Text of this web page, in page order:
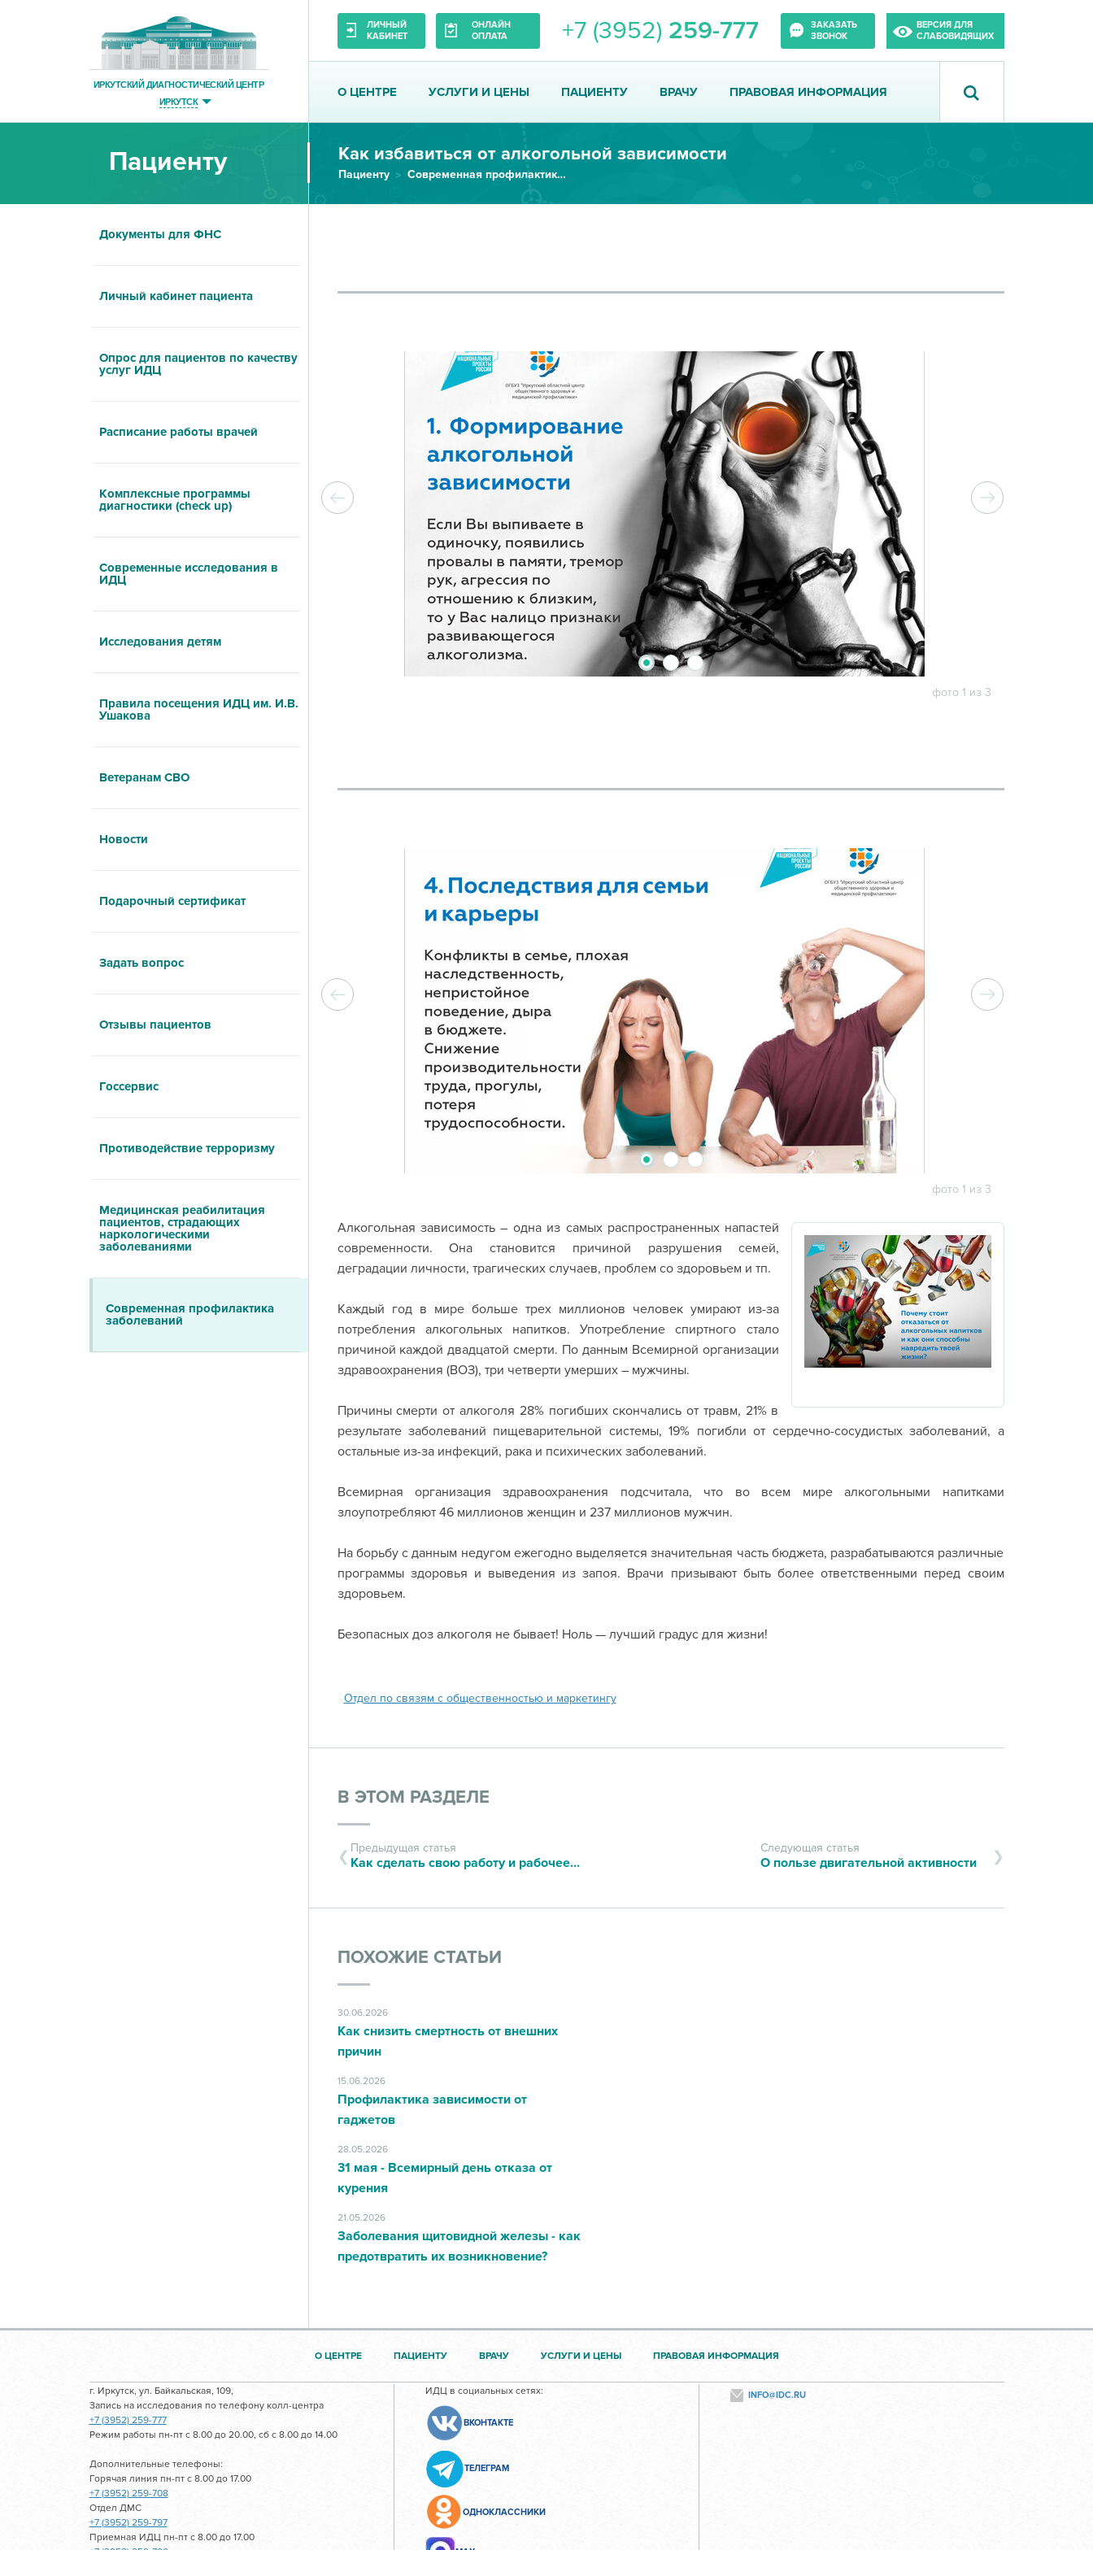
ИРКУТСКИЙ ДИАГНОСТИЧЕСКИЙ ЦЕНТР
ИРКУТСК
ЛИЧНЫЙ
КАБИНЕТ
ОНЛАЙН
ОПЛАТА
+7 (3952) 259-777
ЗАКАЗАТЬ
ЗВОНОК
ВЕРСИЯ ДЛЯ
СЛАБОВИДЯЩИХ
О ЦЕНТРЕ УСЛУГИ И ЦЕНЫ ПАЦИЕНТУ ВРАЧУ ПРАВОВАЯ ИНФОРМАЦИЯ
Пациенту Как избавиться от алкогольной зависимости
Пациенту Современная профилактика заболеваний
Документы для ФНС
Личный кабинет пациента
Опрос для пациентов по качеству
услуг ИДЦ
Расписание работы врачей
Комплексные программы
диагностики (check up)
Современные исследования в
ИДЦ
Исследования детям
Правила посещения ИДЦ им. И.В.
Ушакова
Ветеранам СВО
Новости
Подарочный сертификат
Задать вопрос
Отзывы пациентов
Госсервис
Противодействие терроризму
Медицинская реабилитация
пациентов, страдающих
наркологическими
заболеваниями
Современная профилактика
заболеваний
фото 1 из 3
фото 1 из 3
Алкогольная зависимость – одна из самых распространенных напастей
современности. Она становится причиной разрушения семей,
деградации личности, трагических случаев, проблем со здоровьем и тп.
Каждый год в мире больше трех миллионов человек умирают из-за
потребления алкогольных напитков. Употребление спиртного стало
причиной каждой двадцатой смерти. По данным Всемирной организации
здравоохранения (ВОЗ), три четверти умерших – мужчины.
Причины смерти от алкоголя 28% погибших скончались от травм, 21% в
результате заболеваний пищеварительной системы, 19% погибли от сердечно-сосудистых заболеваний, а
остальные из-за инфекций, рака и психических заболеваний.
Всемирная организация здравоохранения подсчитала, что во всем мире алкогольными напитками
злоупотребляют 46 миллионов женщин и 237 миллионов мужчин.
На борьбу с данным недугом ежегодно выделяется значительная часть бюджета, разрабатываются различные
программы здоровья и выведения из запоя. Врачи призывают быть более ответственными перед своим
здоровьем.
Безопасных доз алкоголя не бывает! Ноль — лучший градус для жизни!
Отдел по связям с общественностью и маркетингу
В ЭТОМ РАЗДЕЛЕ
Предыдущая статья
Как сделать свою работу и рабочее место комфортным для здоровья!
Следующая статья
О пользе двигательной активности
ПОХОЖИЕ СТАТЬИ
30.06.2026
Как снизить смертность от внешних
причин
15.06.2026
Профилактика зависимости от
гаджетов
28.05.2026
31 мая - Всемирный день отказа от
курения
21.05.2026
Заболевания щитовидной железы - как
предотвратить их возникновение?
О ЦЕНТРЕ ПАЦИЕНТУ ВРАЧУ УСЛУГИ И ЦЕНЫ ПРАВОВАЯ ИНФОРМАЦИЯ
г. Иркутск, ул. Байкальская, 109,
Запись на исследования по телефону колл-центра
+7 (3952) 259-777
Режим работы пн-пт с 8.00 до 20.00, сб с 8.00 до 14.00
Дополнительные телефоны:
Горячая линия пн-пт с 8.00 до 17.00
+7 (3952) 259-708
Отдел ДМС
+7 (3952) 259-797
Приемная ИДЦ пн-пт с 8.00 до 17.00
ИДЦ в социальных сетях:
ВКОНТАКТЕ
ТЕЛЕГРАМ
ОДНОКЛАССНИКИ
INFO@IDC.RU